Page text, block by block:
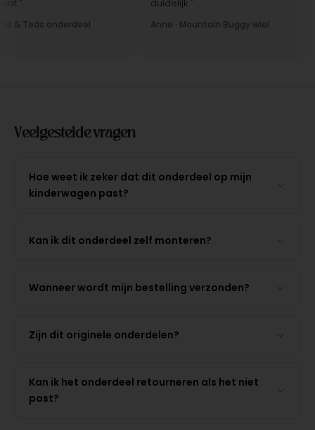
Teds onderdeel
duidelijk."
Anne · Mountain Buggy wiel
Veelgestelde vragen
Hoe weet ik zeker dat dit onderdeel op mijn
kinderwagen past?
Kan ik dit onderdeel zelf monteren?
Wanneer wordt mijn bestelling verzonden?
Zijn dit originele onderdelen?
Kan ik het onderdeel retourneren als het niet
past?